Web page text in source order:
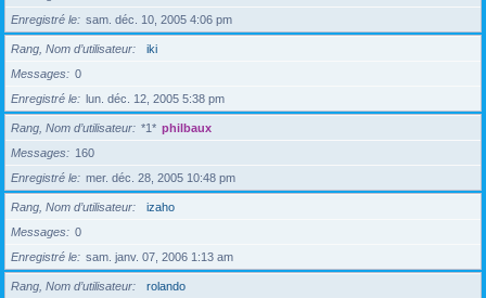
Enregistré le
sam. déc. 10, 2005 4:06 pm
Rang, Nom d’utilisateur
iki
Messages
0
Enregistré le
lun. déc. 12, 2005 5:38 pm
Rang, Nom d’utilisateur *1* philbaux
Messages
160
Enregistré le
mer. déc. 28, 2005 10:48 pm
Rang, Nom d’utilisateur
izaho
Messages
0
Enregistré le
sam. janv. 07, 2006 1:13 am
Rang, Nom d’utilisateur
rolando